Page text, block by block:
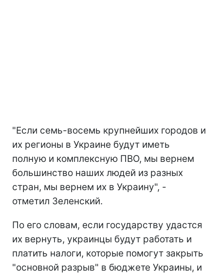
"Если семь-восемь крупнейших городов и
их регионы в Украине будут иметь
полную и комплексную ПВО, мы вернем
большинство наших людей из разных
стран, мы вернем их в Украину", -
отметил Зеленский.
По его словам, если государству удастся
их вернуть, украинцы будут работать и
платить налоги, которые помогут закрыть
"основной разрыв" в бюджете Украины, и